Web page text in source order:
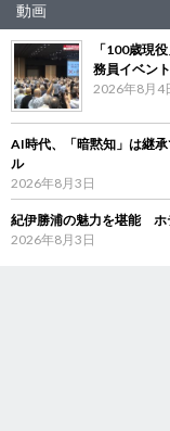
動画
「100歳現
務員イベン
2026年8月4
AI時代、「暗黙知」は継
ル
2026年8月3日
紀伊勝浦の魅力を堪能 ホ
2026年8月3日